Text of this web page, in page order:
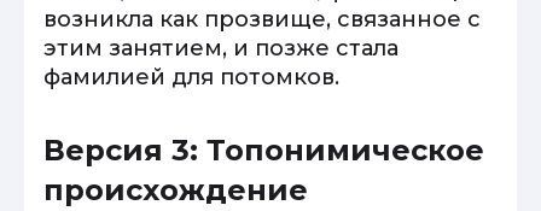
возникла как прозвище, связанное с
этим занятием, и позже стала
фамилией для потомков.
Версия 3: Топонимическое
происхождение